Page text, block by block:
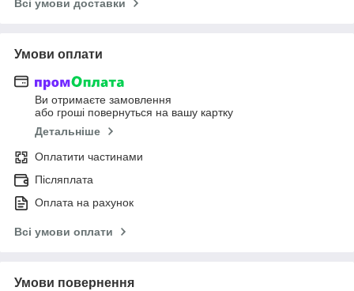
Всі умови доставки
Умови оплати
Ви отримаєте замовлення
або гроші повернуться на вашу картку
Детальніше
Оплатити частинами
Післяплата
Оплата на рахунок
Всі умови оплати
Умови повернення